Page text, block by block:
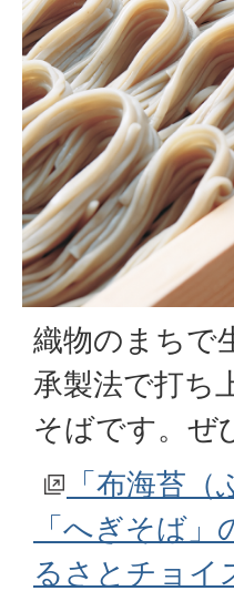
織物のまちで
承製法で打ち
そばです。ぜ
「布海苔
「へぎそば
るさとチョイ